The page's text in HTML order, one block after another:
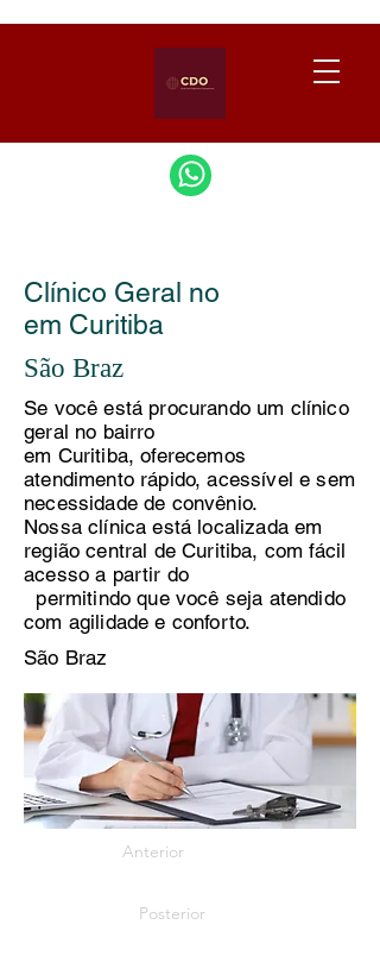
Clínico Geral no
em Curitiba
São Braz
Se você está procurando um clínico
geral no bairro
em Curitiba, oferecemos
atendimento rápido, acessível e sem
necessidade de convênio.
Nossa clínica está localizada em
região central de Curitiba, com fácil
acesso a partir do
permitindo que você seja atendido
com agilidade e conforto.
São Braz
Anterior
Posterior